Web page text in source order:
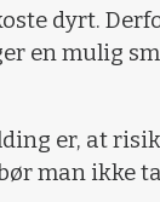
dyrt.
en mulig
er, at
man ikke